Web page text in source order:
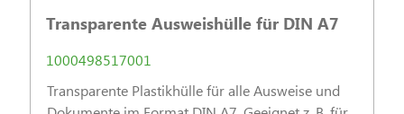
Transparente Ausweishülle für DIN A7
1000498517001
Transparente Plastikhülle für alle Ausweise und